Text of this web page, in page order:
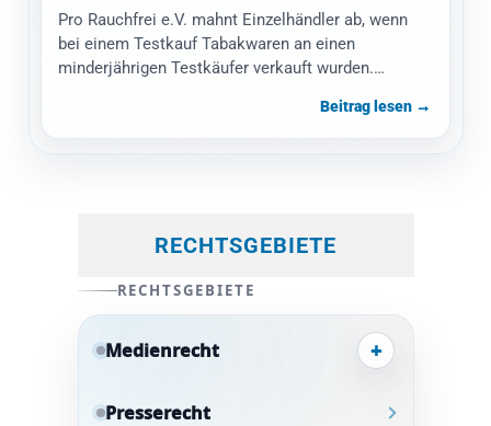
Pro Rauchfrei e.V. mahnt Einzelhändler ab, wenn
bei einem Testkauf Tabakwaren an einen
minderjährigen Testkäufer verkauft wurden.
Beitrag lesen →
RECHTSGEBIETE
RECHTSGEBIETE
Medienrecht +
Presserecht